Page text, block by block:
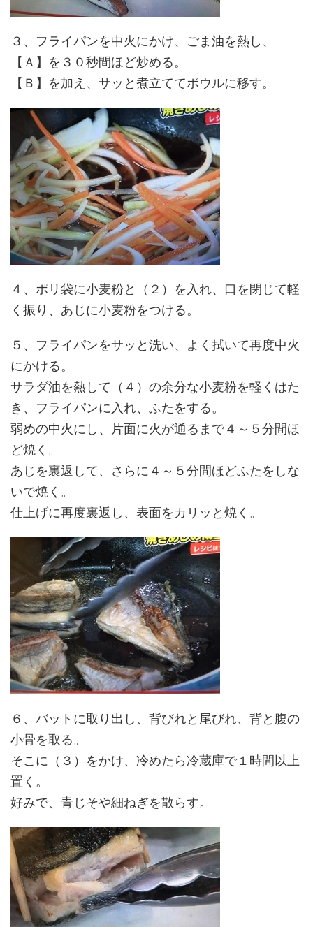
３、フライパンを中火にかけ、ごま油を熱し、
【Ａ】を ３０秒間ほど炒める。
【Ｂ】を加え、サッと煮立ててボウルに移す。
４、ポリ袋に小麦粉と（２）を入れ、口を閉じて軽
く振り、あじに小麦粉をつける。
５、フライパンをサッと洗い、よく拭いて再度中火
にかける。
サラダ油を熱して（４）の余分な小麦粉を軽くはた
き、フライパンに入れ、ふたをする。
弱めの中火にし、片面に火が通るまで４～５分間ほ
ど焼く。
あじを裏返して、さらに４～５分間ほどふたをしな
いで焼く。
仕上げに再度裏返し、表面をカリッと焼く。
６、バットに取り出し、背びれと尾びれ、背と腹の
小骨を取る。
そこに（３）をかけ、冷めたら冷蔵庫で１時間以上
置く。
好みで、青じそや細ねぎを散らす。